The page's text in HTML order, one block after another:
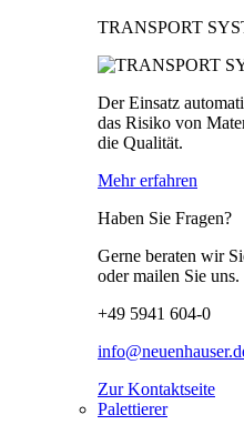
TRANSPORT
Der Einsatz
das Risiko von
die Qualität.
Mehr erfahren
Haben Sie Fragen?
Gerne beraten wir
oder mailen Sie uns.
+49 5941 604-0
Zur Kontaktseite
Palettierer